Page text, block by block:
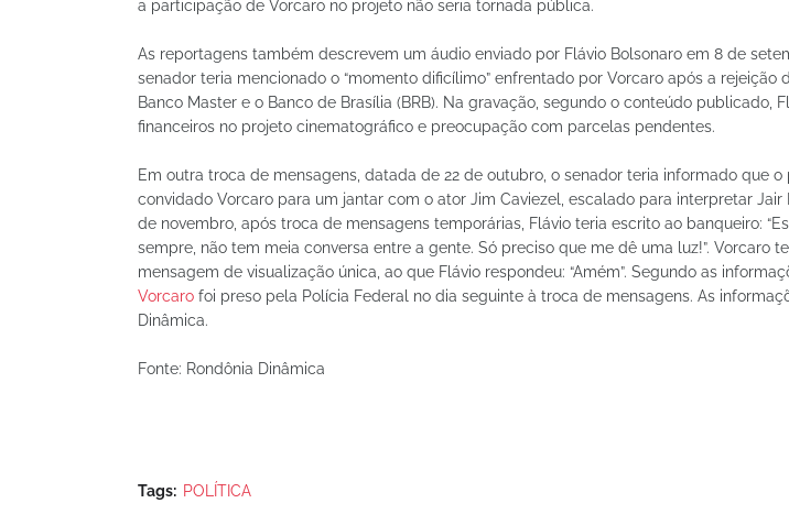
a participação de Vorcaro no projeto não seria tornada pública.
As reportagens também descrevem um áudio enviado por Flávio Bolsonaro em 8 de
senador teria mencionado o “momento dificílimo” enfrentado por Vorcaro após a rejeição
Banco Master e o Banco de Brasília (BRB). Na gravação, segundo o conteúdo publicado,
financeiros no projeto cinematográfico e preocupação com parcelas pendentes.
Em outra troca de mensagens, datada de 22 de outubro, o senador teria informado que o
convidado Vorcaro para um jantar com o ator Jim Caviezel, escalado para interpretar Jair
de novembro, após troca de mensagens temporárias, Flávio teria escrito ao banqueiro:
sempre, não tem meia conversa entre a gente. Só preciso que me dê uma luz!”. Vorcaro
mensagem de visualização única, ao que Flávio respondeu: “Amém”. Segundo as
Vorcaro foi preso pela Polícia Federal no dia seguinte à troca de mensagens. As
Dinâmica.
Fonte: Rondônia Dinâmica
Tags: POLÍTICA